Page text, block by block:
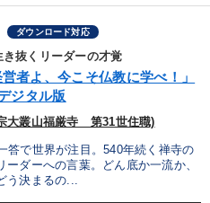
ダウンロード対応
抜くリーダーの才覚
者よ、今こそ仏教に学べ！」
ジタル版
大叢山福厳寺 第31世住職)
答で世界が注目。540年続く禅寺の
ダーへの言葉。どん底か一流か、
う決まるの...